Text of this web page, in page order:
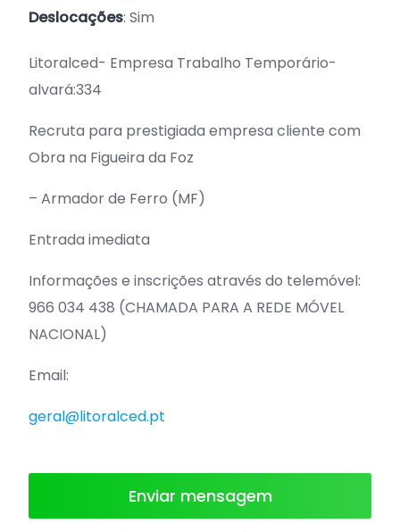
Deslocações: Sim
Litoralced- Empresa Trabalho Temporário-
alvará:334
Recruta para prestigiada empresa cliente com
Obra na Figueira da Foz
– Armador de Ferro (MF)
Entrada imediata
Informações e inscrições através do telemóvel:
966 034 438 (CHAMADA PARA A REDE MÓVEL
NACIONAL)
Email:
geral@litoralced.pt
Enviar mensagem